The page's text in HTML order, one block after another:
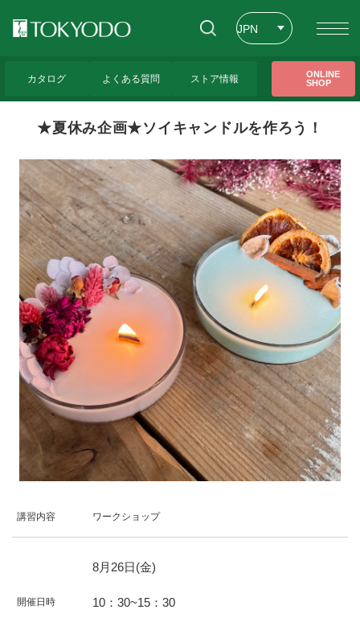
JPN
カタログ よくある質問 ストア情報
ONLINE
SHOP
★夏休み企画★ソイキャンドルを作ろ
★夏休み企画★ソイキャンドルを作ろう！
講習内容 ワークショップ
開催日時
8月 26日(金)
10：30~15：30